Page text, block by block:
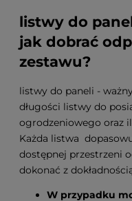
listwy do
jak dobrać
zestawu?
listwy do paneli -
długości listwy do
ogrodzeniowego oraz
Każda listwa
dostępnej przestrzeni
dokonać z
W przypadku